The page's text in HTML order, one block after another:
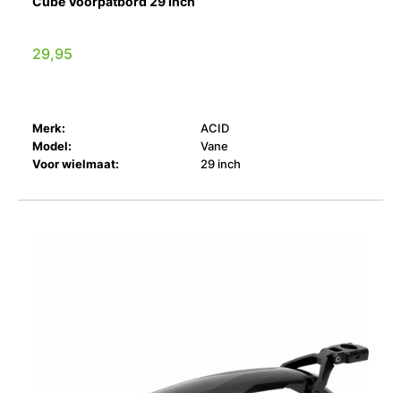
29,95
Merk:
ACID
Model:
Vane
Voor wielmaat:
29 inch